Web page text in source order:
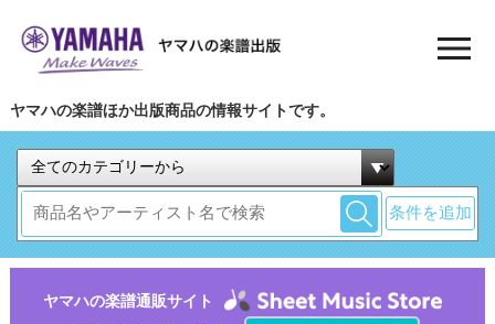
ヤマハの楽譜ほか出版商品の情報サイトです。
条件を追加
ヤマハの楽譜通販サイト